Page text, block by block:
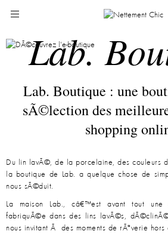
Lab.
Lab. Boutique : une
sÃ©lection des
shopping
Du lin lavÃ©, de la porcelaine, des couleurs
la boutique de Lab. a quelque chose de
nous sÃ©duit.
La maison Lab., câ€™est avant tout
fabriquÃ©e dans des lins lavÃ©s,
nous invitant Ã des moments de rÃªverie hors